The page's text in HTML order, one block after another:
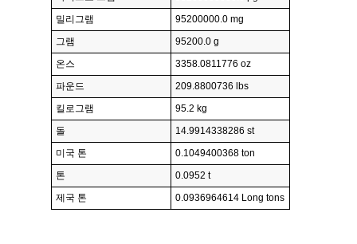
밀리그램
95200000.0 mg
그램
95200.0 g
온스
3358.0811776 oz
파운드
209.8800736 lbs
킬로그램
95.2 kg
돌
14.9914338286 st
미국 톤
0.1049400368 ton
톤
0.0952 t
제국 톤
0.0936964614 Long tons